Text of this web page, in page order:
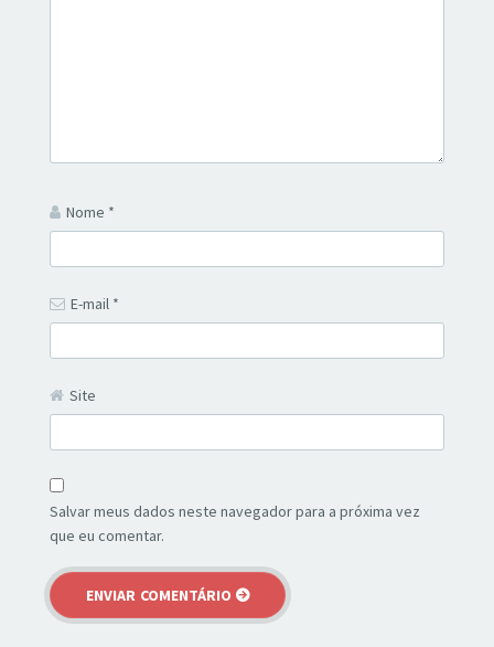
Nome *
E-mail *
Site
Salvar meus dados neste navegador para a próxima vez
que eu comentar.